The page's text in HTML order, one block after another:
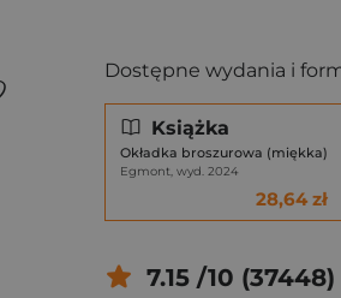
Dostępne wydania i
Książka
Okładka broszurowa (miękka)
Egmont, wyd. 2024
28,64 zł
7.15 /10 (37448)